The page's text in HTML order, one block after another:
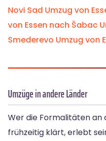
Novi Sad Umzug von
von Essen nach Šabac
Smederevo Umzug von
Umzüge in andere Länder
Wer die Formalitäten an
frühzeitig klärt, erlebt